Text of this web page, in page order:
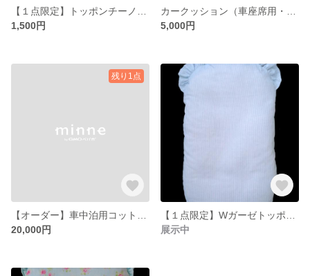
1,500円
5,000円
残り1点
20,000円
展示中